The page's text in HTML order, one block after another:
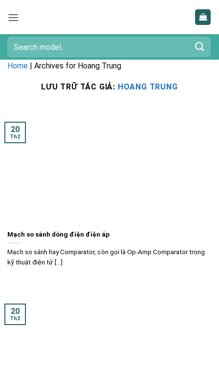
qua
dung
Tìm
kiếm:
Home | Archives for Hoang Trung
LƯU TRỮ TÁC GIẢ: HOANG TRUNG
Mạch so sánh dòng điện điện áp
Mạch so sánh hay Comparator, còn gọi là Op-Amp Comparator trong
kỹ thuật điện tử [...]
20
Th2
20
Th2